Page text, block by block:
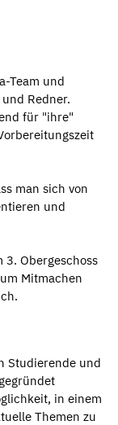
Team und
Redner.
für "ihre"
man sich von
und
Obergeschoss
Mitmachen
Studierende und
in einem
Themen zu